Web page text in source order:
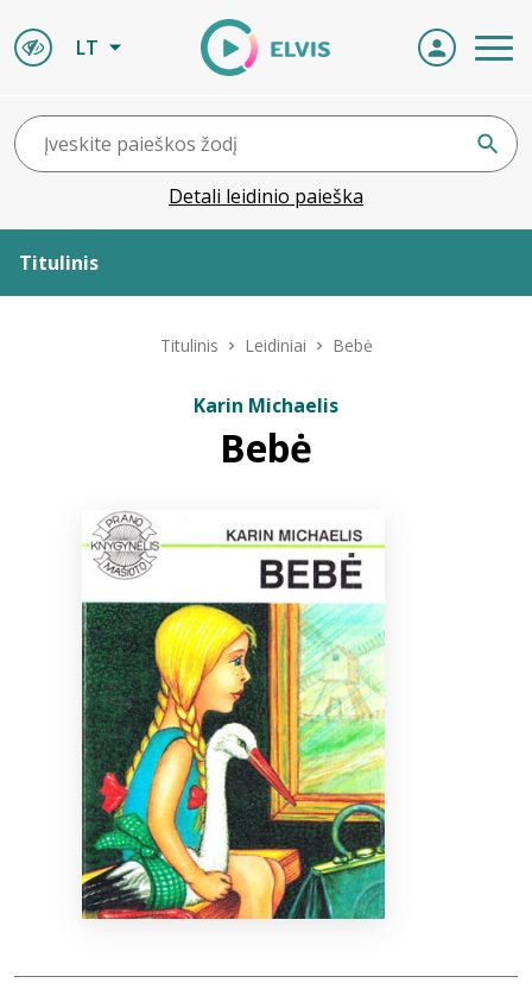
LT
Detali leidinio paieška
Titulinis
Naujienos
Bibliotekoms
+370 667 80 541
info@elvislab.lt
Titulinis Leidiniai Bebė
Karin Michaelis
Bebė